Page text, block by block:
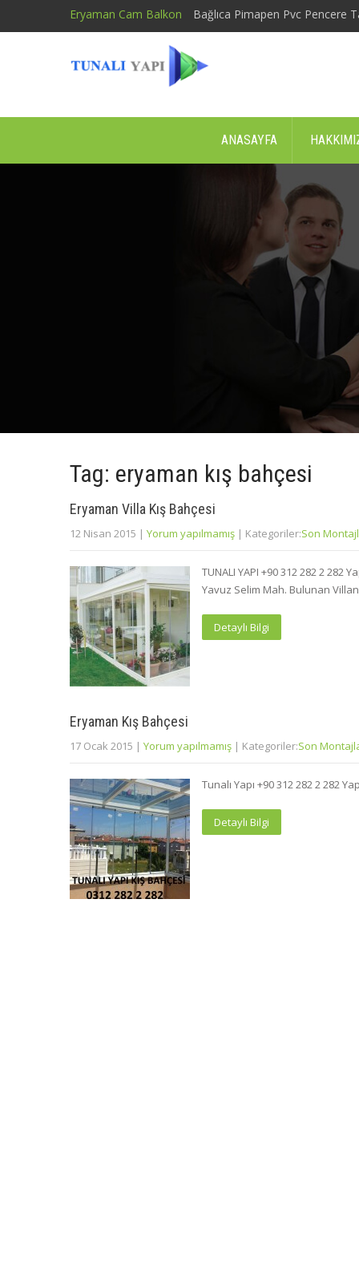
Eryaman Cam Balkon Bağlıca Pimapen Pvc Pencere
ANASAYFA
Tag: eryaman kış bahçesi
Eryaman Villa Kış Bahçesi
12 Nisan 2015 | Yorum yapılmamış | Kategoriler:Son
TUNALI YAPI +90 312 282 2 282
Yavuz Selim Mah. Bulunan
Detaylı Bilgi
Eryaman Kış Bahçesi
17 Ocak 2015 | Yorum yapılmamış | Kategoriler:Son
Tunalı Yapı +90 312 282 2 282
Detaylı Bilgi